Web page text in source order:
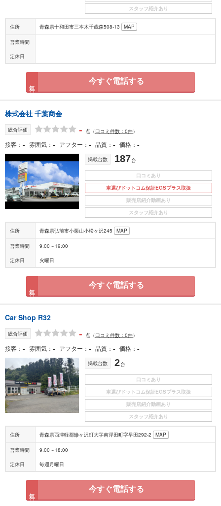
スタッフ紹介あり
住所 青森県十和田市三本木千歳森508-13 MAP
営業時間
定休日
今すぐ電話する
株式会社 千葉商会
総合評価 - 点 （口コミ件数：0件）
接客 - 雰囲気 - アフター - 品質 - 価格 -
掲載台数 187台
口コミあり
車選びドットコム保証EGSプラス取扱
販売店紹介動画あり
スタッフ紹介あり
住所 青森県弘前市小栗山小松ヶ沢245 MAP
営業時間 9:00～19:00
定休日 火曜日
今すぐ電話する
Car Shop R32
総合評価 - 点 （口コミ件数：0件）
接客 - 雰囲気 - アフター - 品質 - 価格 -
掲載台数 2台
口コミあり
車選びドットコム保証EGSプラス取扱
販売店紹介動画あり
スタッフ紹介あり
住所 青森県西津軽郡鰺ヶ沢町大字南浮田町字早田292-2 MAP
営業時間 9:00～18:00
定休日 毎週月曜日
今すぐ電話する